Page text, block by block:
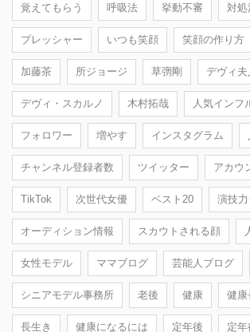
覚えてもらう 呼吸法 挙動不審 対処
プレッシャー いつも笑顔 笑顔の作り方
加藤茶 所ジョージ 草彅剛 デヴィ夫
デヴィ・スカルノ 木村拓哉 人気インフ
フォロワー 増やす インスタグラム
チャンネル登録者数 ツイッター アカウ
TikTok 次世代女優 ベスト20 演技
オーディション情報 スカウトされる顔
女性モデル ママブログ 芸能人ブログ
シニアモデル事務所 老後 健康 健康
長生き 健康になるには 定年後 定